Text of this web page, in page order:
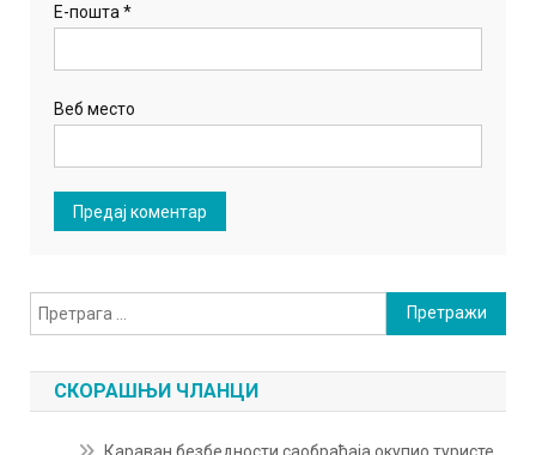
Е-пошта*
Веб место
Претрага
за:
СКОРАШЊИ ЧЛАНЦИ
Караван безбедности саобраћаја окупио туристе